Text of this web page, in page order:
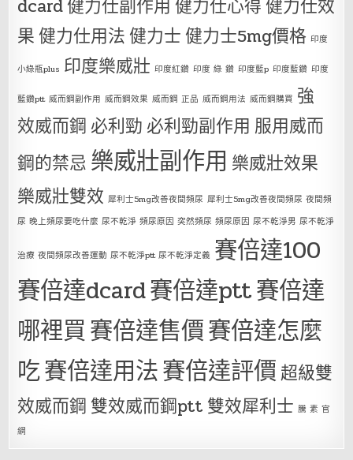
dcard健力仕副作用 健力仕心得健力仕效
果健力仕用法健力士健力士5mg價格 印度
小綠瓶plus 印度樂威壯 印度紅鑽 印度 綠 鑽 印度藍p 印度藍鑽 印度
藍鑽ptt 威而鋼副作用 威而鋼效果 威而鋼 正品 威而鋼用法 威而鋼購買 強
效威而鋼 必利勁 必利勁副作用 服用威而
鋼的禁忌 樂威壯副作用 樂威壯效果
樂威壯雙效 犀利士5mg改善夜間頻尿 犀利士5mg改善夜間頻尿 夜間頻
尿 晚上頻尿要吃什麼 尿不乾淨 頻尿原因 突然頻尿 頻尿原因 尿不乾淨男 尿不乾淨
治療 夜間頻尿改善運動 尿不乾淨ptt 尿不乾淨定義 賽倍達100
賽倍達dcard賽倍達ptt賽倍達
哪裡買賽倍達售價賽倍達怎麼
吃賽倍達用法賽倍達評價超級雙
效威而鋼 雙效威而鋼ptt 雙效犀利士 騰 素 官
網